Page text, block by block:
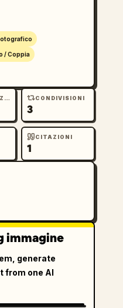
/ Coppia
VISUALIZZAZIONI CONDIVISIONI
3
CITAZIONI
1
immagine
generate
from one AI